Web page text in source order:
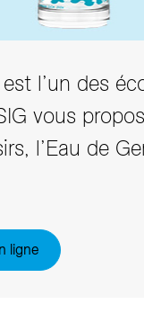
l’un des
vous
l’Eau de
ligne